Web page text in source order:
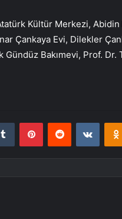
Kültür Merkezi,
Çankaya Evi, Dilekler
Gündüz Bakımevi, Prof.
Tumblr PinterestReddit